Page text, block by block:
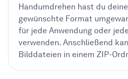
Handumdrehen hast du
gewünschte Format
für jede Anwendung oder
verwenden. Anschließend
Bilddateien in einem ZIP-